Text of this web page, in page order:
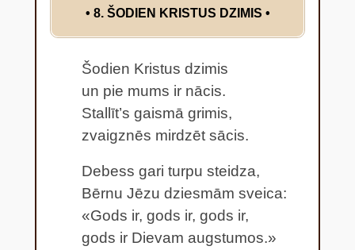
• 8. ŠODIEN KRISTUS DZIMIS •
Šodien Kristus dzimis
un pie mums ir nācis.
Stallīt’s gaismā grimis,
zvaigznēs mirdzēt sācis.
Debess gari turpu steidza,
Bērnu Jēzu dziesmām sveica:
«Gods ir, gods ir, gods ir,
gods ir Dievam augstumos.»